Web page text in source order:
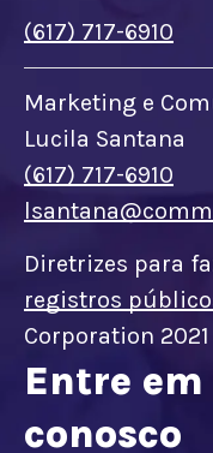
(617) 717-6910
Marketing e
Lucila Santana
(617) 717-6910
Diretrizes para
registros
Corporation 2021
Entre
conosco